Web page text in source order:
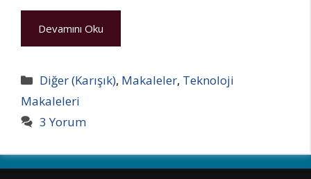
Devamını Oku
Kategoriler
Diğer (Karışık), Makaleler, Teknoloji
Makaleleri
3 Yorum